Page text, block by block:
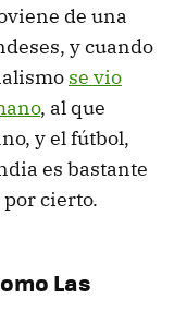
de una
y cuando
se vio
, al que
y el fútbol,
es bastante
cierto.
Las